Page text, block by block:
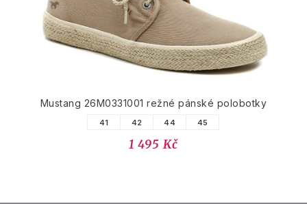
Mustang 26M0331001 režné pánské polobotky
41 42 44 45
1 495 Kč